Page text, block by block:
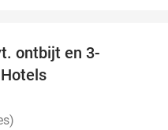
ontbijt en 3-